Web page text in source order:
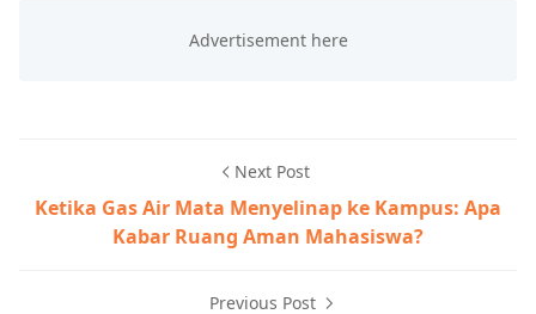
Next Post
Ketika Gas Air Mata Menyelinap ke Kampus: Apa
Kabar Ruang Aman Mahasiswa?
Previous Post